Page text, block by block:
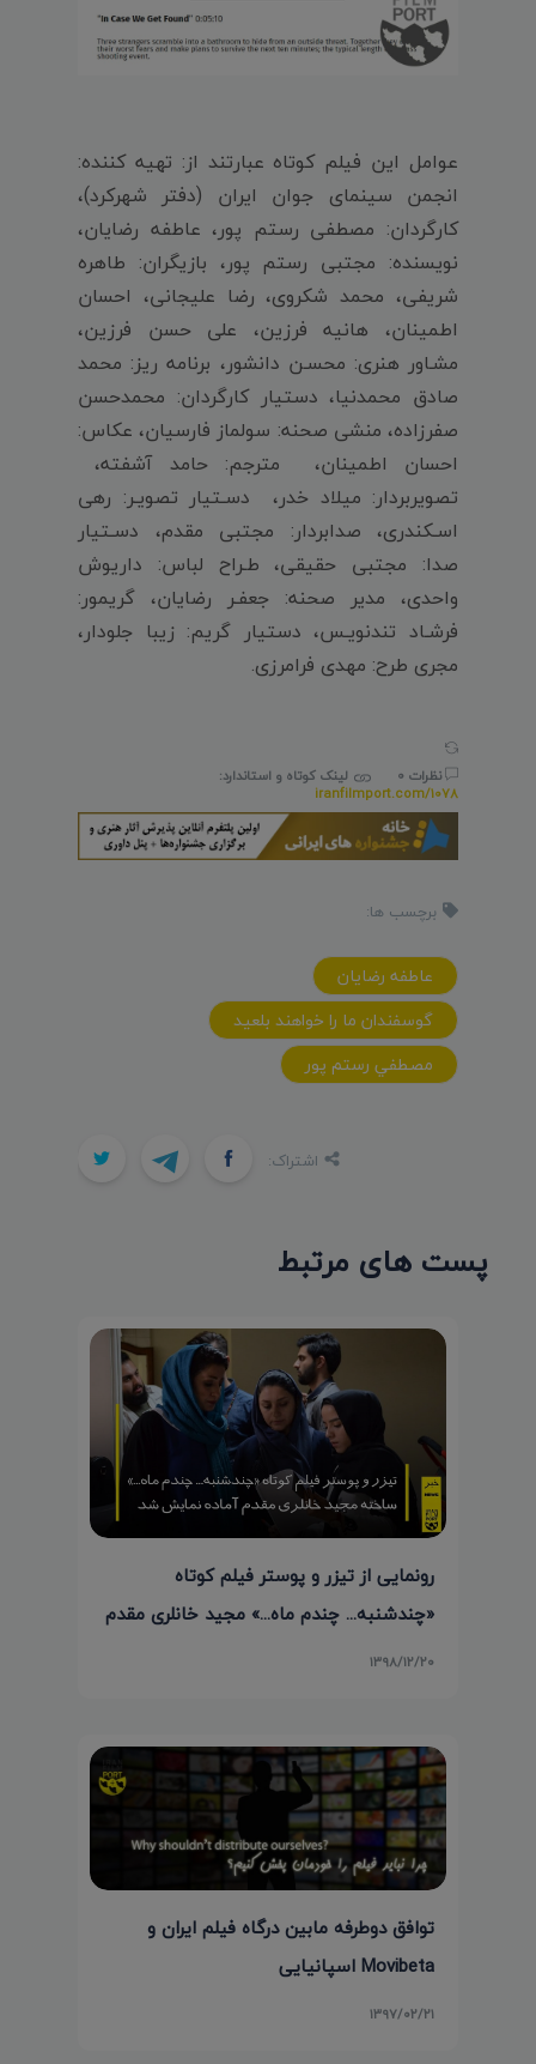
عوامل این فیلم کوتاه عبارتند از: تهیه کننده:
انجمن سینمای جوان ایران (دفتر شهرکرد)،
کارگردان: مصطفی رستم پور، عاطفه رضایان،
نویسنده: مجتبی رستم پور، بازیگران: طاهره
شریفی، محمد شکروی، رضا علیجانی، احسان
اطمینان، هانیه فرزین، علی حسن فرزین،
مشـاور هنرى: محسـن دانشور، برنامه ریز: محمد
صادق محمدنیا، دستیار كارگردان: محمدحسن
صفرزاده، منشى صحنه: سولماز فارسیان، عكاس:
احسان اطمینان‌، مترجم: حامد آشفته،
تصویربردار: میلاد خدر، دسـتیار تصویـر: رهى
اسـكندرى، صدابردار: مجتبى مقدم، دسـتیار
صدا: مجتبى حقیقى، طـراح لباس: داریوش
واحدى، مدیر صحنه: جعفـر رضایان، گریمور:
فرشـاد تندنویـس، دستیار گریم: زیبا جلودار،
مجری طرح: مهدی فرامرزی.
نظرات 0
لینک کوتاه و استاندارد:
iranfilmport.com/1078
برچسب ها:
عاطفه رضايان
گوسفندان ما را خواهند بلعيد
مصطفي رستم پور
اشتراک:
پست های مرتبط
رونمایی از تیزر و پوستر فیلم کوتاه
«چندشنبه... چندم ماه...» مجید خانلری مقدم
۱۳۹۸/۱۲/۲۰
توافق دوطرفه مابین درگاه فیلم ایران و
Movibeta اسپانیایی
۱۳۹۷/۰۲/۲۱